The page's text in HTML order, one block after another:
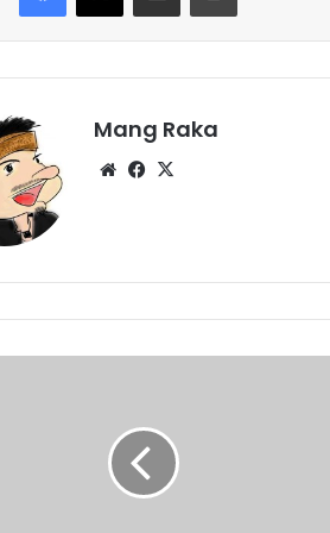
Mang Raka
WebsiteFacebook